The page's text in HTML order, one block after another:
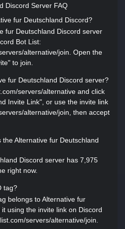
Discord Server FAQ
fur Deutschland Discord?
fur Deutschland Discord server
Bot List:
alternative/join. Open the
to join.
fur Deutschland Discord server?
servers/alternative and click
Invite Link", or use the invite link
alternative/join, then accept
Alternative fur Deutschland
Discord server has 7,975
right now.
tag?
belongs to Alternative fur
using the invite link on Discord
servers/alternative/join.